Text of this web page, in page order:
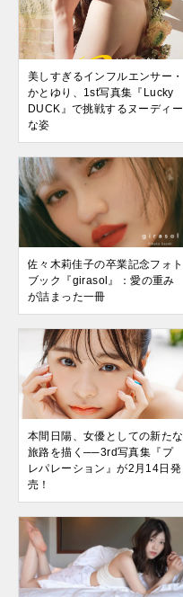
美しすぎるインフルエンサー・
かとゆり、1st写真集『Lucky
DUCK』で挑戦するヌーディー
な姿
佐々木莉佳子の卒業記念フォト
ブック『girasol』：愛の重み
が詰まった一冊
本間日陽、女優としての新たな
旅路を描く──3rd写真集『プ
レパレーション』が2月14日発
売！